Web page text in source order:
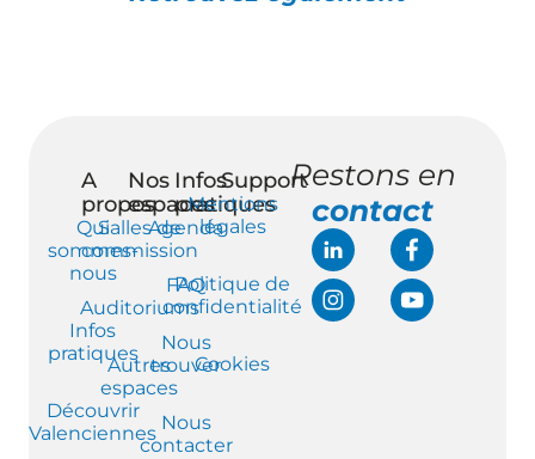
A
propos
Qui
sommes-
nous
Infos
pratiques
Découvrir
Valenciennes
Nos
espaces
Salles de
commission
Auditoriums
Autres
espaces
Infos
pratiques
Agenda
FAQ
Nous
trouver
Nous
contacter
Support
Mentions
légales
Politique de
confidentialité
Cookies
Restons en
contact